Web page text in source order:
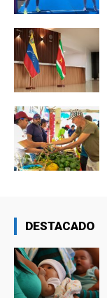
DESTACADO